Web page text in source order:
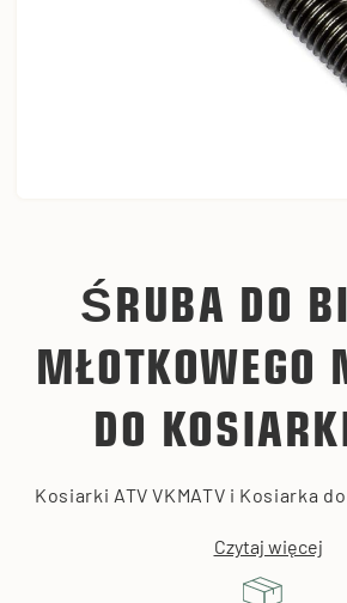
ŚRUBA DO
DO
Kosiarki ATV VKMATV i Kosiarka
Czytaj więcej